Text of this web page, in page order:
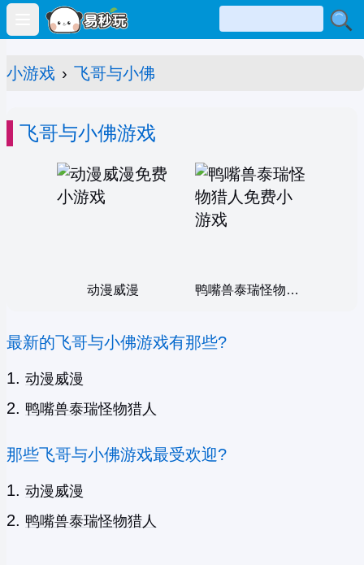
Open main menu
小游戏 › 飞哥与小佛
飞哥与小佛游戏
动漫威漫 鸭嘴兽泰瑞怪物猎人
最新的飞哥与小佛游戏有那些?
动漫威漫
鸭嘴兽泰瑞怪物猎人
那些飞哥与小佛游戏最受欢迎?
动漫威漫
鸭嘴兽泰瑞怪物猎人